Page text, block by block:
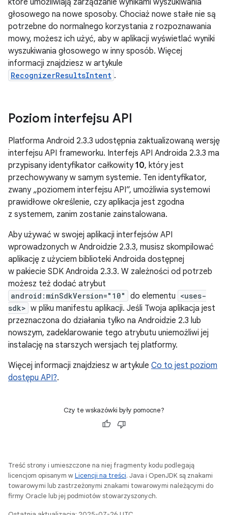
które umożliwiają zarządzanie wynikami wyszukiwania
głosowego na nowe sposoby. Chociaż nowe stałe nie są
potrzebne do normalnego korzystania z rozpoznawania
mowy, możesz ich użyć, aby w aplikacji wyświetlać wyniki
wyszukiwania głosowego w inny sposób. Więcej
informacji znajdziesz w artykule
RecognizerResultsIntent .
Poziom interfejsu API
Platforma Android 2.3.3 udostępnia zaktualizowaną wersję
interfejsu API frameworku. Interfejs API Androida 2.3.3 ma
przypisany identyfikator całkowity10, który jest
przechowywany w samym systemie. Ten identyfikator,
zwany „poziomem interfejsu API”, umożliwia systemowi
prawidłowe określenie, czy aplikacja jest zgodna
z systemem, zanim zostanie zainstalowana.
Aby używać w swojej aplikacji interfejsów API
wprowadzonych w Androidzie 2.3.3, musisz skompilować
aplikację z użyciem biblioteki Androida dostępnej
w pakiecie SDK Androida 2.3.3. W zależności od potrzeb
możesz też dodać atrybut
android:minSdkVersion="10" do elementu <uses-
sdk> w pliku manifestu aplikacji. Jeśli Twoja aplikacja jest
przeznaczona do działania tylko na Androidzie 2.3 lub
nowszym, zadeklarowanie tego atrybutu uniemożliwi jej
instalację na starszych wersjach tej platformy.
Więcej informacji znajdziesz w artykule Co to jest poziom
dostępu API?.
Czy te wskazówki były pomocne?
Treść strony i umieszczone na niej fragmenty kodu podlegają
licencjom opisanym wLicencji na treści. Java i OpenJDK są znakami
towarowymi lub zastrzeżonymi znakami towarowymi należącymi do
firmy Oracle lub jej podmiotów stowarzyszonych.